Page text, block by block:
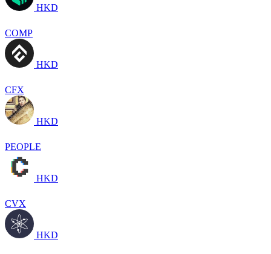
HKD
COMP
HKD
CFX
HKD
PEOPLE
HKD
CVX
HKD